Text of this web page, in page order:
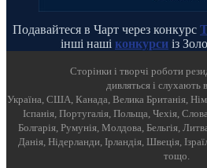
Подавайтеся в Чарт через конкурс
інші наші конкурси із
Cторінки і творчі роботи
дивляться і слухають
Україна, США, Канада, Велика Британія,
Іспанія, Португалія, Польща, Чехія,
Болгарія, Румунія, Молдова, Бельгія,
Данія, Нідерланди, Ірландія, Швеція,
тощо.